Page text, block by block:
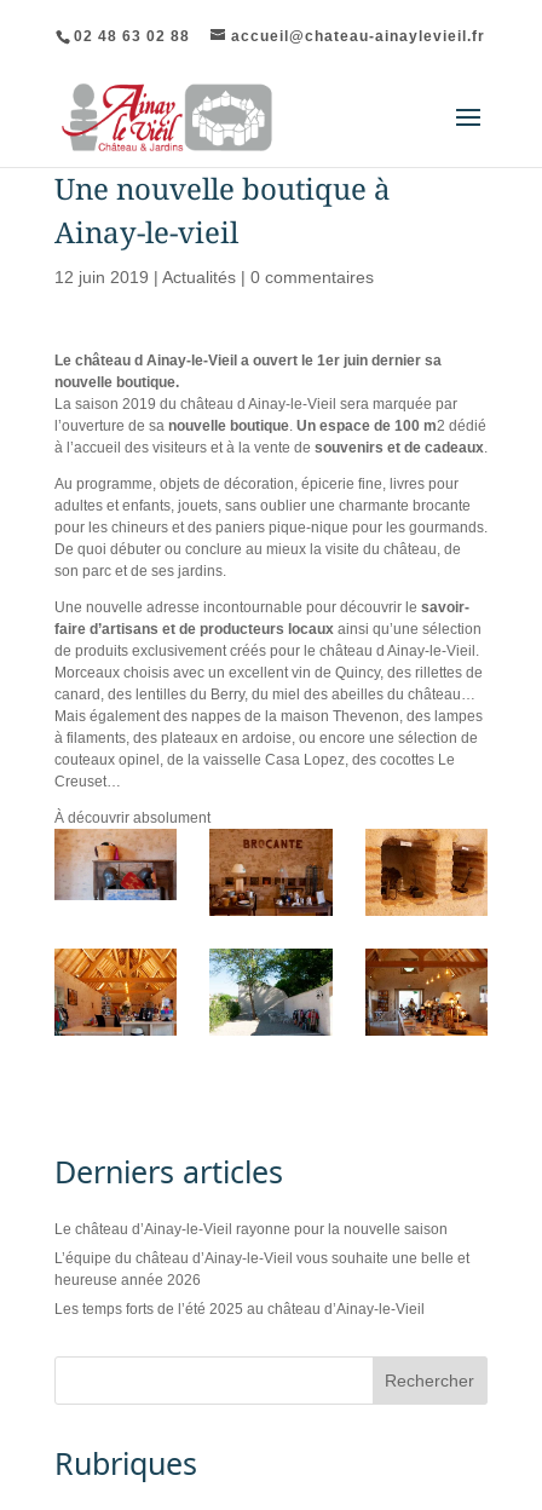
02 48 63 02 88 accueil@chateau-ainaylevieil.fr
Une nouvelle boutique à
Ainay-le-vieil
12 juin 2019 | Actualités| 0 commentaires
Le château d Ainay-le-Vieil a ouvert le 1er juin dernier sa
nouvelle boutique.
La saison 2019 du château d Ainay-le-Vieil sera marquée par
l’ouverture de sa nouvelle boutique. Un espace de 100 m2 dédié
à l’accueil des visiteurs et à la vente de souvenirs et de cadeaux.
Au programme, objets de décoration, épicerie fine, livres pour
adultes et enfants, jouets, sans oublier une charmante brocante
pour les chineurs et des paniers pique-nique pour les gourmands.
De quoi débuter ou conclure au mieux la visite du château, de
son parc et de ses jardins.
Une nouvelle adresse incontournable pour découvrir le savoir-
faire d’artisans et de producteurs locauxainsi qu’une sélection
de produits exclusivement créés pour le château d Ainay-le-Vieil.
Morceaux choisis avec un excellent vin de Quincy, des rillettes de
canard, des lentilles du Berry, du miel des abeilles du château…
Mais également des nappes de la maison Thevenon, des lampes
à filaments, des plateaux en ardoise, ou encore une sélection de
couteaux opinel, de la vaisselle Casa Lopez, des cocottes Le
Creuset…
À découvrir absolument
Derniers articles
Le château d’Ainay-le-Vieil rayonne pour la nouvelle saison
L’équipe du château d’Ainay-le-Vieil vous souhaite une belle et
heureuse année 2026
Les temps forts de l’été 2025 au château d’Ainay-le-Vieil
Rubriques